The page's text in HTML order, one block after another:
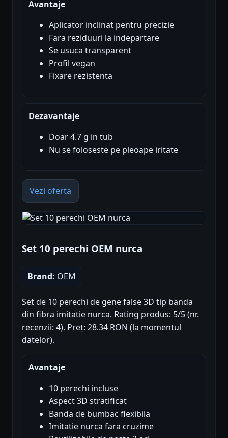
Avantaje
Aplicator inclinat pentru precizie
Fara reziduuri la indepartare
Se usuca transparent
Profil vegan
Fixare rezistenta
Dezavantaje
Doar 4.7 g in tub
Nu se foloseste pe pleoape iritate
Vezi oferta
Set 10 perechi OEM nurca
Brand: OEM
Set de 10 perechi de gene false 3D tip banda
din fibra imitatie nurca. Rating produs: 5/5 (nr.
recenzii: 4). Preț: 28.34 RON (la momentul
datelor).
Avantaje
10 perechi incluse
Aspect 3D stratificat
Banda de bumbac flexibila
Imitatie nurca fara cruzime